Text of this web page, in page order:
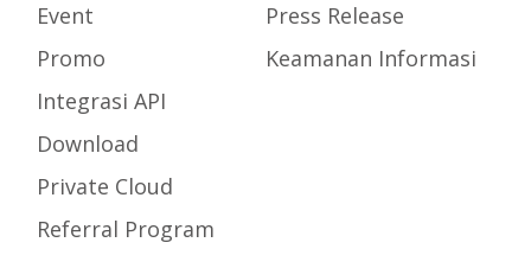
Event
Promo
Integrasi API
Download
Private Cloud
Referral Program
Press Release
Keamanan Informasi